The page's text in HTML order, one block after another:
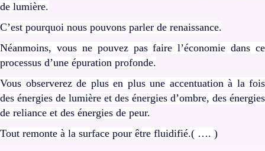
de lumière.
C’est pourquoi nous pouvons parler de renaissance.
Néanmoins, vous ne pouvez pas faire l’économie dans ce
processus d’une épuration profonde.
Vous observerez de plus en plus une accentuation à la fois
des énergies de lumière et des énergies d’ombre, des énergies
de reliance et des énergies de peur.
Tout remonte à la surface pour être fluidifié.( …. )